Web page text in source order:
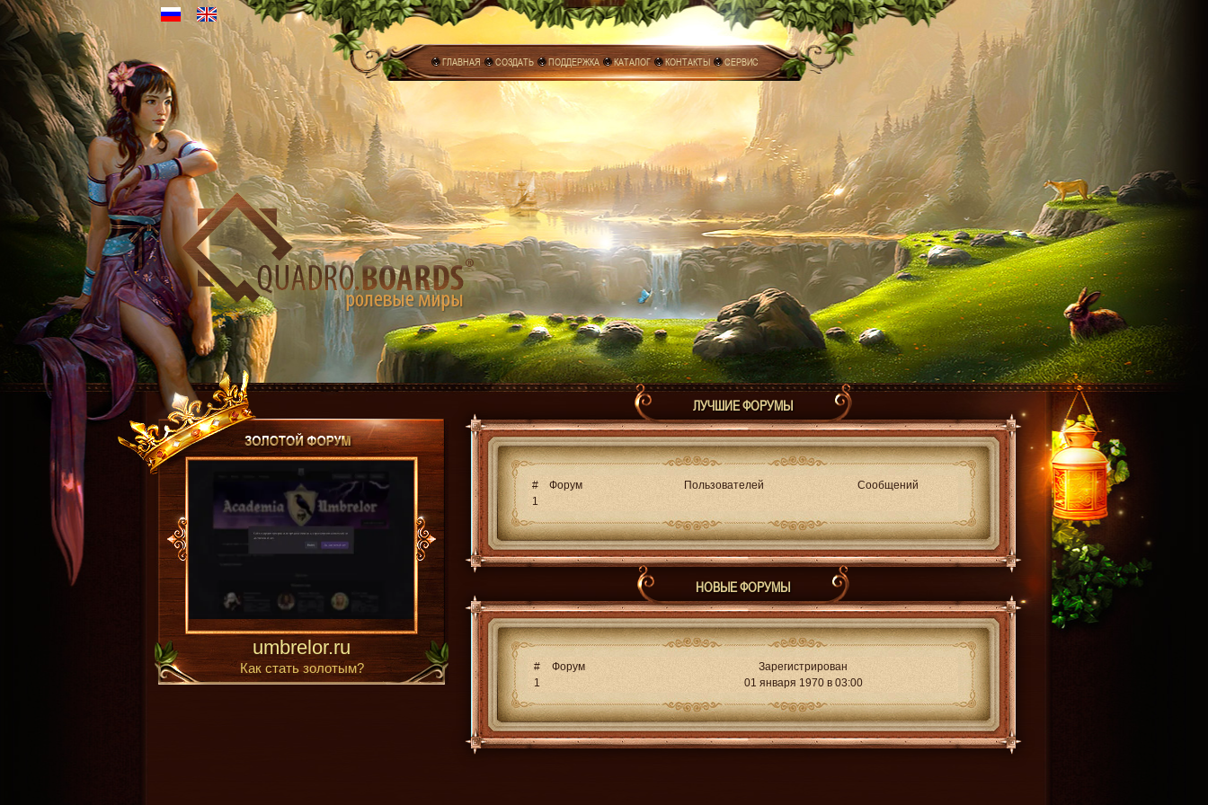
Ру En
ГЛАВНАЯ СОЗДАТЬ ПОДДЕРЖКА КАТАЛОГ КОНТАКТЫ СЕРВИС
umbrelor.ru
Как стать золотым?
ЛУЧШИЕ ФОРУМЫ
# Форум Пользователей
Сообщений
1
НОВЫЕ ФОРУМЫ
# Форум
Зарегистрирован
1
01 января 1970 в 03:00